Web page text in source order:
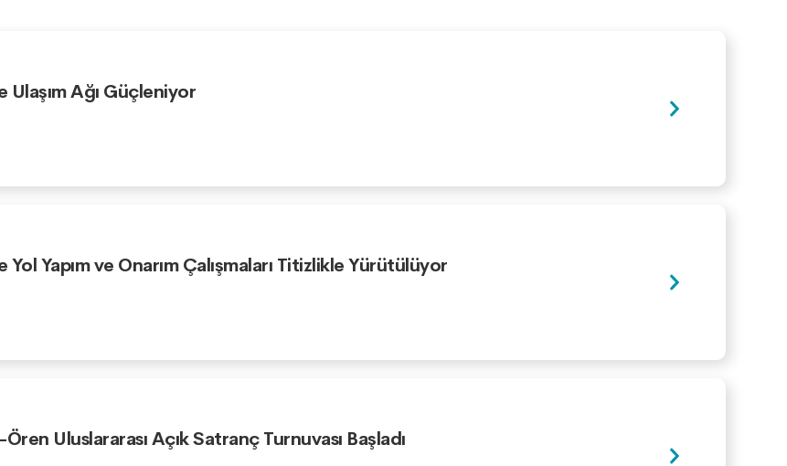
Ulaşım Ağı Güçleniyor
Yapım ve Onarım Çalışmaları Titizlikle Yürütülüyor
Uluslararası Açık Satranç Turnuvası Başladı